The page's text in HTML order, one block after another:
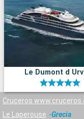
Le Dumont d
Cruceros
Le Laperouse
Grecia